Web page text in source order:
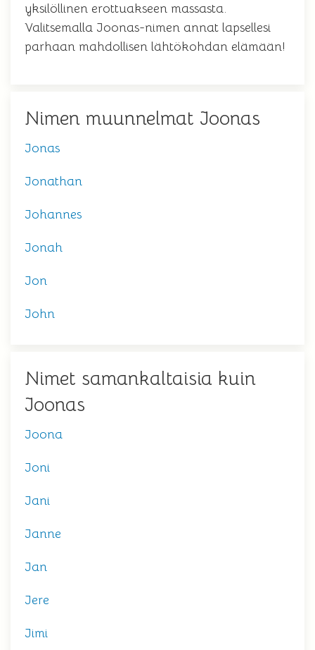
yksilöllinen erottuakseen massasta.
Valitsemalla Joonas-nimen annat lapsellesi
parhaan mahdollisen lähtökohdan elämään!
Nimen muunnelmat Joonas
Jonas
Jonathan
Johannes
Jonah
Jon
John
Nimet samankaltaisia kuin
Joonas
Joona
Joni
Jani
Janne
Jan
Jere
Jimi